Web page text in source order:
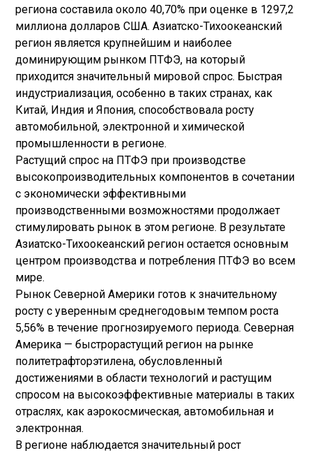
региона составила около 40,70% при оценке в 1297,2
миллиона долларов США. Азиатско-Тихоокеанский
регион является крупнейшим и наиболее
доминирующим рынком ПТФЭ, на который
приходится значительный мировой спрос. Быстрая
индустриализация, особенно в таких странах, как
Китай, Индия и Япония, способствовала росту
автомобильной, электронной и химической
промышленности в регионе.
Растущий спрос на ПТФЭ при производстве
высокопроизводительных компонентов в сочетании
с экономически эффективными
производственными возможностями продолжает
стимулировать рынок в этом регионе. В результате
Азиатско-Тихоокеанский регион остается основным
центром производства и потребления ПТФЭ во всем
мире.
Рынок Северной Америки готов к значительному
росту с уверенным среднегодовым темпом роста
5,56% в течение прогнозируемого периода. Северная
Америка — быстрорастущий регион на рынке
политетрафторэтилена, обусловленный
достижениями в области технологий и растущим
спросом на высокоэффективные материалы в таких
отраслях, как аэрокосмическая, автомобильная и
электронная.
В регионе наблюдается значительный рост